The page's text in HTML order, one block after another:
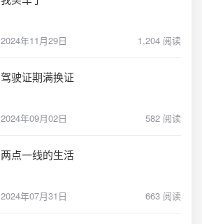
2024年11月29日 1,204 阅读
驾驶证期满换证
2024年09月02日 582 阅读
两点一线的生活
2024年07月31日 663 阅读